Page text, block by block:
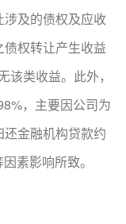
及的债权及应收
权转让产生收益
类收益。此外，
，主要因公司为
金融机构贷款约
素影响所致。